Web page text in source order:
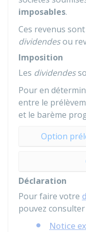
imposables.
Ces revenus
dividendesou
Imposition
Les dividendes
Pour en
entre le
et le barème
Option
Déclaration
Pour faire votre
pouvez
Notice